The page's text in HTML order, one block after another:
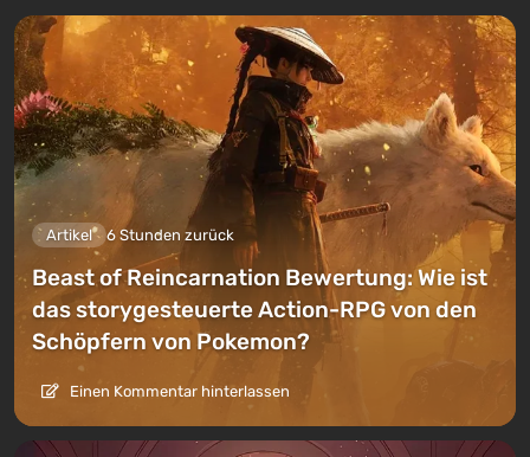
Artikel 6 Stunden zurück
Beast of Reincarnation Bewertung: Wie ist
das storygesteuerte Action-RPG von den
Schöpfern von Pokemon?
Einen Kommentar hinterlassen